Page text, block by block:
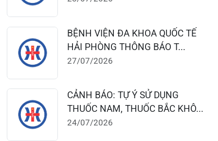
Lịch khám
Hướng dẫn khám
Văn bản pháp quy
Tin tức
Liên hệ